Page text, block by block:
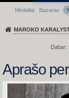
Greitasis meniu
Medaliai Bazaras
MAROKO
Dabar:
Aprašo